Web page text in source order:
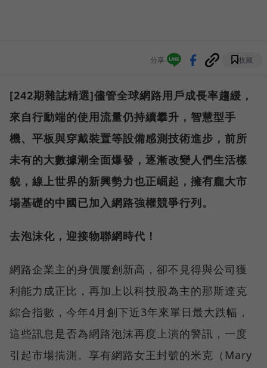
分享 收藏
[242期雜誌精選]儘管全球網路用戶成長率趨緩，
來自行動端的使用流量仍持續攀升，智慧型手
機、平板與穿戴裝置等設備感測技術進步，前所
未有的大數據潮全面爆發，逐漸改變人們生活樣
貌，線上世界的新興勢力也正崛起，擁有龐大市
場基礎的中國已加入網路強權競爭行列。
去泡沫化，迎接物聯網時代！
網路企業主的身價屢創新高，卻不見得與公司獲
利能力成正比，再加上以科技股為主的那斯達克
綜合指數，今年4月創下近3年來單日最大跌幅，
這些訊息是否為網路泡沫再度上演的警訊，一度
引起市場揣測。享有網路女王封號的米克（Mary